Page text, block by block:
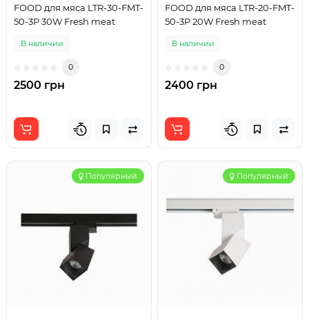
FOOD для мяса LTR-30-FMT-
50-3P 30W Fresh meat
В наличии
0
2500 грн
FOOD для мяса LTR-20-FMT-
50-3P 20W Fresh meat
В наличии
0
2400 грн
Популярный Популярный